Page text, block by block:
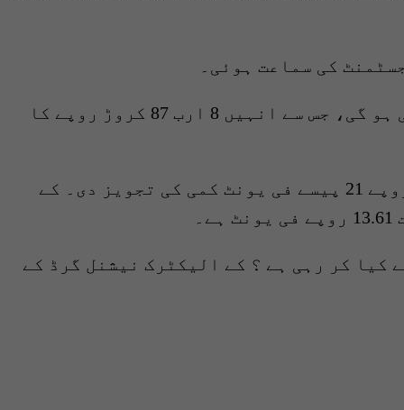
کی سماعت ہوئی۔
دورانِ سماعت چیئرمین نیپرا نے بتایا کہ کراچی کے صارفین کے لیے بجلی 4 روپے 87 پیسے سستی ہو گی، جس سے انہیں 8 ارب 87 کروڑ روپے کا
سماعت کے دوران کیس افسر نیپرا نے بتایا کہ کے الیکٹرک نے اگست کی فیول ایڈجسمنٹ میں 4 روپے 21 پیسے فی یونٹ کمی کی تجویز دی۔ کے
کیا کر رہی ہے ؟ کے الیکٹرک نیشنل گرڈ کے